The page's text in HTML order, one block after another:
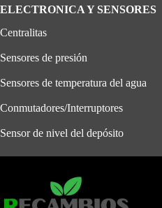
ELECTRONICA Y SENSORES
Centralitas
Sensores de presión
Sensores de temperatura del agua
Conmutadores/Interruptores
Sensor de nivel del depósito